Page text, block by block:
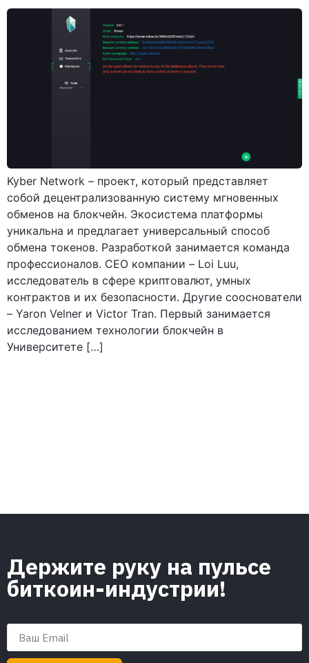
Kyber Network – проект, который представляет
собой децентрализованную систему мгновенных
обменов на блокчейн. Экосистема платформы
уникальна и предлагает универсальный способ
обмена токенов. Разработкой занимается команда
профессионалов. CEO компании – Loi Luu,
исследователь в сфере криптовалют, умных
контрактов и их безопасности. Другие сооснователи
– Yaron Velner и Victor Tran. Первый занимается
исследованием технологии блокчейн в
Университете […]
Держите руку на пульсе
биткоин-индустрии!